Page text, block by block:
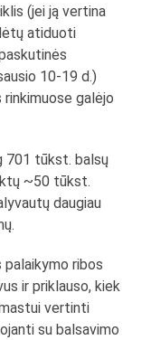
(jei ją vertina
atiduoti
10-19 d.)
galėjo
701 tūkst. balsų
~50 tūkst.
daugiau
palaikymo ribos
ir priklauso, kiek
vertinti
su balsavimo